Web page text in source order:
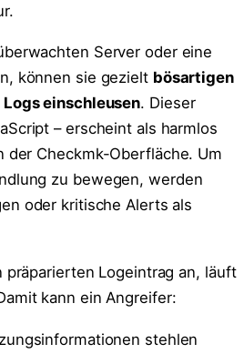
Server oder eine
können sie gezielt bösartigen
einschleusen. Dieser
– erscheint als harmlos
der Checkmk-Oberfläche. Um
zu bewegen, werden
oder kritische Alerts als
präparierten Logeintrag an, läuft
kann ein Angreifer:
stehlen